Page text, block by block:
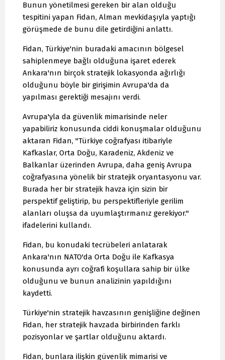
Bunun yönetilmesi gereken bir alan olduğu
tespitini yapan Fidan, Alman mevkidaşıyla yaptığı
görüşmede de bunu dile getirdiğini anlattı.
Fidan, Türkiye'nin buradaki amacının bölgesel
sahiplenmeye bağlı olduğuna işaret ederek
Ankara'nın birçok stratejik lokasyonda ağırlığı
olduğunu böyle bir girişimin Avrupa'da da
yapılması gerektiği mesajını verdi.
Avrupa'yla da güvenlik mimarisinde neler
yapabiliriz konusunda ciddi konuşmalar olduğunu
aktaran Fidan, "Türkiye coğrafyası itibariyle
Kafkaslar, Orta Doğu, Karadeniz, Akdeniz ve
Balkanlar üzerinden Avrupa, daha geniş Avrupa
coğrafyasına yönelik bir stratejik oryantasyonu var.
Burada her bir stratejik havza için sizin bir
perspektif geliştirip, bu perspektifleriyle gerilim
alanları oluşsa da uyumlaştırmanız gerekiyor."
ifadelerini kullandı.
Fidan, bu konudaki tecrübeleri anlatarak
Ankara'nın NATO'da Orta Doğu ile Kafkasya
konusunda ayrı coğrafi koşullara sahip bir ülke
olduğunu ve bunun analizinin yapıldığını
kaydetti.
Türkiye'nin stratejik havzasının genişliğine değinen
Fidan, her stratejik havzada birbirinden farklı
pozisyonlar ve şartlar olduğunu aktardı.
Fidan, bunlara ilişkin güvenlik mimarisi ve